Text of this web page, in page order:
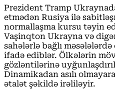
Prezident Tramp
etmədən Rusiya ilə
normallaşma kursu təyin
Vaşinqton Ukrayna və
sahələrlə bağlı
ifadə ediblər. Ölkələrin
gözləntilərinə
Dinamikadan asılı
ətalət şəkildə irəliləyir.